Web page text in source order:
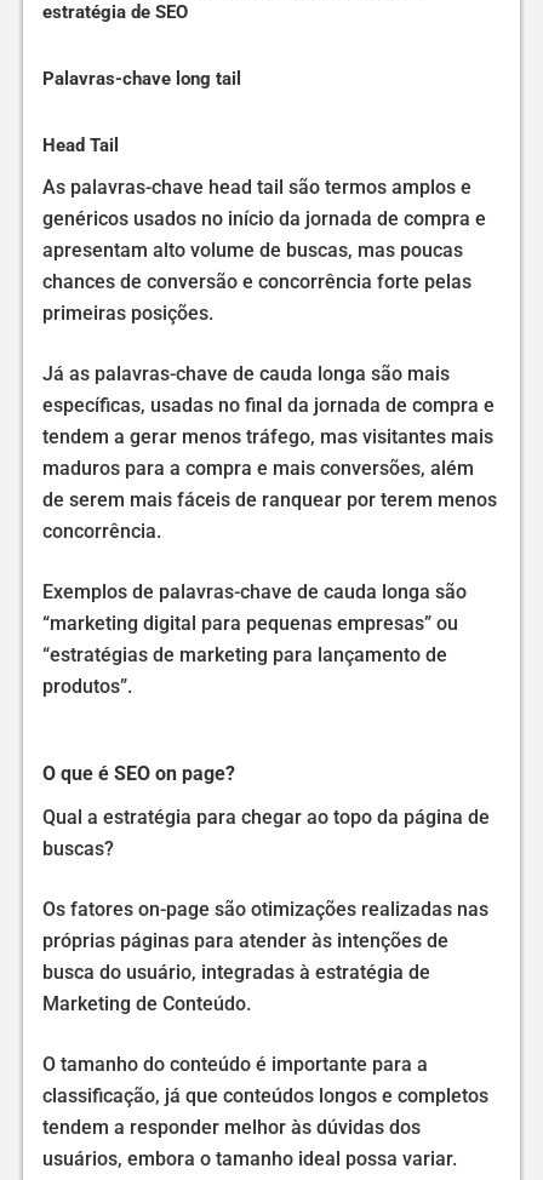
estratégia de SEO
Palavras-chave long tail
Head Tail
As palavras-chave head tail são termos amplos e
genéricos usados no início da jornada de compra e
apresentam alto volume de buscas, mas poucas
chances de conversão e concorrência forte pelas
primeiras posições.
Já as palavras-chave de cauda longa são mais
específicas, usadas no final da jornada de compra e
tendem a gerar menos tráfego, mas visitantes mais
maduros para a compra e mais conversões, além
de serem mais fáceis de ranquear por terem menos
concorrência.
Exemplos de palavras-chave de cauda longa são
“marketing digital para pequenas empresas” ou
“estratégias de marketing para lançamento de
produtos”.
O que é SEO on page?
Qual a estratégia para chegar ao topo da página de
buscas?
Os fatores on-page são otimizações realizadas nas
próprias páginas para atender às intenções de
busca do usuário, integradas à estratégia de
Marketing de Conteúdo.
O tamanho do conteúdo é importante para a
classificação, já que conteúdos longos e completos
tendem a responder melhor às dúvidas dos
usuários, embora o tamanho ideal possa variar.